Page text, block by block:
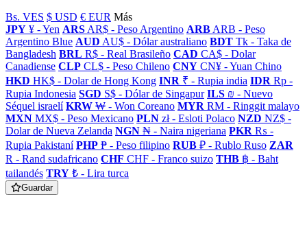
Bs. VES $ USD € EUR Más
JPY ¥ - Yen ARS AR$ - Peso Argentino ARB ARB - Peso
Argentino Blue AUD AU$ - Dólar australiano BDT Tk - Taka de
Bangladesh BRL R$ - Real Brasileño CAD CA$ - Dolar
Canadiense CLP CL$ - Peso Chileno CNY CN¥ - Yuan Chino
HKD HK$ - Dolar de Hong Kong INR ₹ - Rupia india IDR Rp -
Rupia Indonesia SGD S$ - Dólar de Singapur ILS ₪ - Nuevo
Séquel israelí KRW ₩ - Won Coreano MYR RM - Ringgit malayo
MXN MX$ - Peso Mexicano PLN zł - Esloti Polaco NZD NZ$ -
Dolar de Nueva Zelanda NGN ₦ - Naira nigeriana PKR ₨ -
Rupia Pakistaní PHP ₱ - Peso filipino RUB ₽ - Rublo Ruso ZAR
R - Rand sudafricano CHF CHF - Franco suizo THB ฿ - Baht
tailandés TRY ₺ - Lira turca
Guardar